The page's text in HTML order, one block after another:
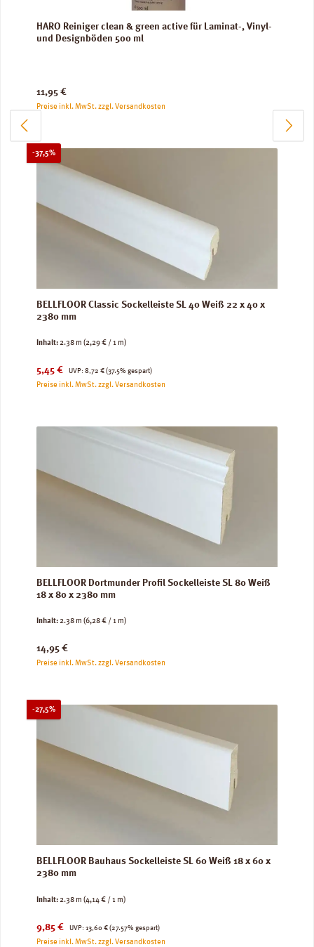
HARO Reiniger clean & green active für Laminat-, Vinyl-
und Designböden 500 ml
Regulärer Preis:
11,95 €
Preise inkl. MwSt. zzgl. Versandkosten
-37,5%Rabatt
BELLFLOOR Classic Sockelleiste SL 40 Weiß 22 x 40 x
2380 mm
Inhalt:2.38 m (2,29 € / 1 m)
Verkaufspreis:
5,45 € UVP:
Regulärer Preis:
8,72 € (37.5% gespart)
Preise inkl. MwSt. zzgl. Versandkosten
BELLFLOOR Dortmunder Profil Sockelleiste SL 80 Weiß
18 x 80 x 2380 mm
Inhalt:2.38 m (6,28 € / 1 m)
Regulärer Preis:
14,95 €
Preise inkl. MwSt. zzgl. Versandkosten
-27,5%Rabatt
BELLFLOOR Bauhaus Sockelleiste SL 60 Weiß 18 x 60 x
2380 mm
Inhalt:2.38 m (4,14 € / 1 m)
Verkaufspreis:
9,85 € UVP:
Regulärer Preis:
13,60 € (27.57% gespart)
Preise inkl. MwSt. zzgl. Versandkosten